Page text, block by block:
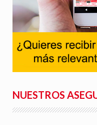
NUESTROS